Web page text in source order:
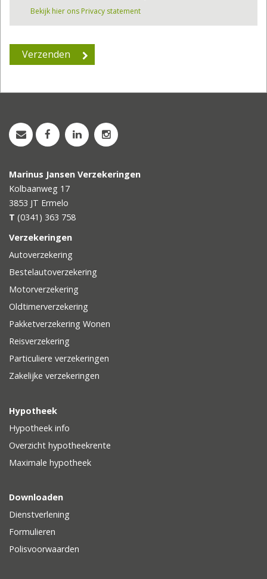
Bekijk hier ons Privacy statement
Marinus Jansen Verzekeringen
Kolbaanweg 17
3853 JT Ermelo
T (0341) 363 758
Verzekeringen
Autoverzekering
Bestelautoverzekering
Motorverzekering
Oldtimerverzekering
Pakketverzekering Wonen
Reisverzekering
Particuliere verzekeringen
Zakelijke verzekeringen
Hypotheek
Hypotheek info
Overzicht hypotheekrente
Maximale hypotheek
Downloaden
Dienstverlening
Formulieren
Polisvoorwaarden